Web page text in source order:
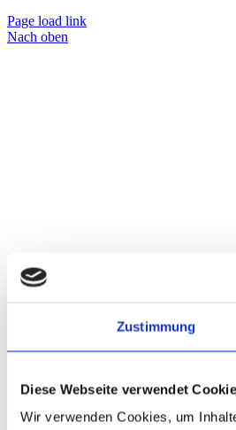
Zustimmung
Diese Webseite verwendet
Wir verwenden Cookies, um
Page load link
Nach oben